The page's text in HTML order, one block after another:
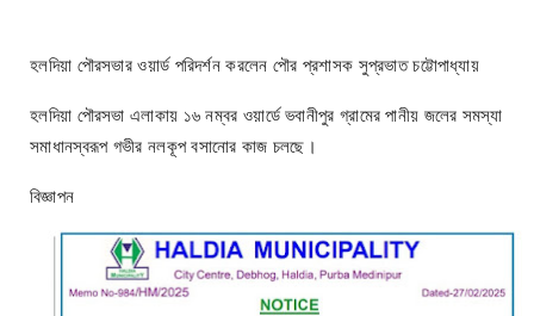
হলদিয়া পৌরসভার ওয়ার্ড পরিদর্শন করলেন পৌর প্রশাসক সুপ্রভাত চট্টোপাধ্যায়
হলদিয়া পৌরসভা এলাকায় ১৬ নম্বর ওয়ার্ডে ভবানীপুর গ্রামের পানীয় জলের সমস্যা
সমাধানস্বরূপ গভীর নলকূপ বসানোর কাজ চলছে।
বিজ্ঞাপন